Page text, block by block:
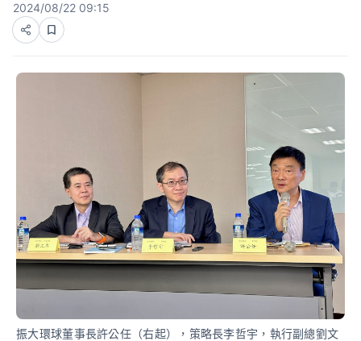
2024/08/22 09:15
振大環球董事長許公任（右起），策略長李哲宇，執行副總劉文